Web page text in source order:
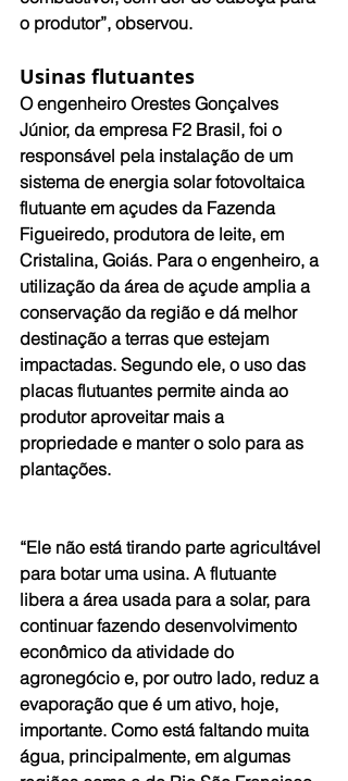
o produtor”, observou.
Usinas flutuantes
O engenheiro Orestes Gonçalves
Júnior, da empresa F2 Brasil, foi o
responsável pela instalação de um
sistema de energia solar fotovoltaica
flutuante em açudes da Fazenda
Figueiredo, produtora de leite, em
Cristalina, Goiás. Para o engenheiro, a
utilização da área de açude amplia a
conservação da região e dá melhor
destinação a terras que estejam
impactadas. Segundo ele, o uso das
placas flutuantes permite ainda ao
produtor aproveitar mais a
propriedade e manter o solo para as
plantações.
“Ele não está tirando parte agricultável
para botar uma usina. A flutuante
libera a área usada para a solar, para
continuar fazendo desenvolvimento
econômico da atividade do
agronegócio e, por outro lado, reduz a
evaporação que é um ativo, hoje,
importante. Como está faltando muita
água, principalmente, em algumas